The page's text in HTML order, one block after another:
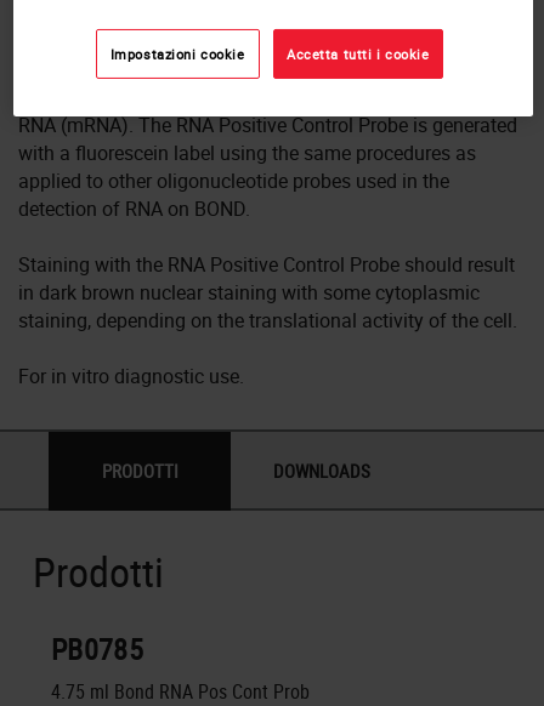
RNA Positive Control Probe is an oligonucleotide probe
RNA (mRNA). The RNA Positive Control Probe is generated
with a fluorescein label using the same procedures as
applied to other oligonucleotide probes used in the
detection of RNA on BOND.
Staining with the RNA Positive Control Probe should result
in dark brown nuclear staining with some cytoplasmic
staining, depending on the translational activity of the cell.
For in vitro diagnostic use.
PRODOTTI DOWNLOADS
Prodotti
PB0785
4.75 ml Bond RNA Pos Cont Prob
Impostazioni cookie Accetta tutti i cookie